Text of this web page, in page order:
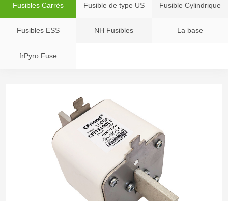
Fusibles Carrés Fusible de type US Fusible Cylindrique
Fusibles ESS NH Fusibles La base
frPyro Fuse